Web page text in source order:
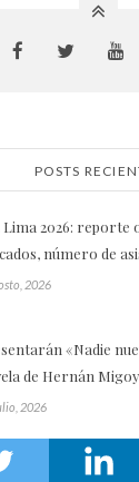
POSTS
Lima 2026: reporte
número de
2026
«Nadie
de Hernán
2026
nueva